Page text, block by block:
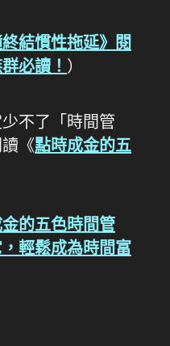
終結慣性拖延》閱
必讀！ ）
不了「時間管
《點時成金的五
金的五色時間管
輕鬆成為時間富